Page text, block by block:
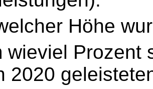
Höhe
wieviel Prozent
2020